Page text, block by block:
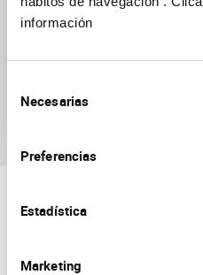
información
Necesarias
Preferencias
Estadística
Marketing
Behavior of Organisms